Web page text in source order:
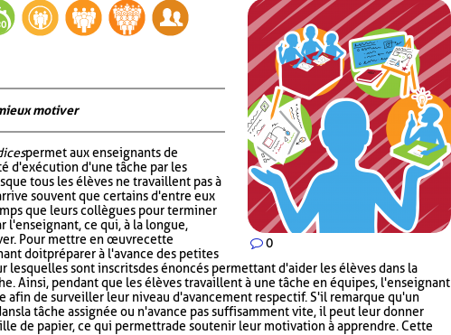
0
motiver
permet aux enseignants de
d'exécution d'une tâche par les
tous les élèves ne travaillent pas à
souvent que certains d'entre eux
que leurs collègues pour terminer
l'enseignant, ce qui, à la longue,
Pour mettre en œuvre cette
doit préparer à l'avance des petites
lesquelles sont inscrits des énoncés permettant d'aider les élèves dans la
Ainsi, pendant que les élèves travaillent à une tâche en équipes, l'enseignant
afin de surveiller leur niveau d'avancement respectif. S'il remarque qu'un
la tâche assignée ou n'avance pas suffisamment vite, il peut leur donner
de papier, ce qui permettra de soutenir leur motivation à apprendre. Cette